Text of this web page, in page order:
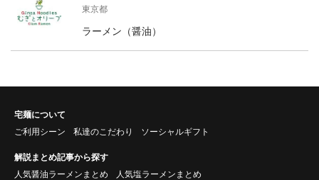
東京都
ラーメン（醤油）
宅麺について
ご利用シーン
私達のこだわり ソーシャルギフト
解説まとめ記事から探す
人気醤油ラーメンまとめ
人気塩ラーメンまとめ